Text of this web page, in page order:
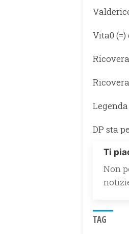
Vita0 (=)
Legenda
DP sta
Ti
Non
TAG